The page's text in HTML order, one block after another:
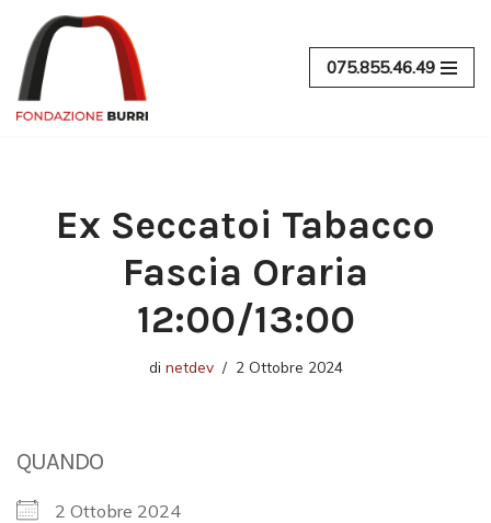
Vai
al
contenuto
075.855.46.49
Ex Seccatoi Tabacco
Fascia Oraria
12:00/13:00
di netdev 2 Ottobre 2024
QUANDO
2 Ottobre 2024